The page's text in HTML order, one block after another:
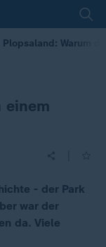
Plopsaland: Warum
einem
- der Park
war der
da. Viele